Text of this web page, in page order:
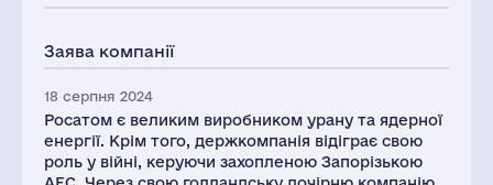
Заява компанії
18 серпня 2024
Росатом є великим виробником урану та ядерної
енергії. Крім того, держкомпанія відіграє свою
роль у війні, керуючи захопленою Запорізькою